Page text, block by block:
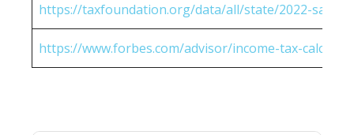
https://taxfoundation.org/data/all/state/2022-sales-
https://www.forbes.com/advisor/income-tax-